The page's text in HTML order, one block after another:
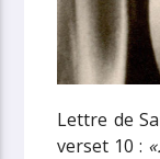
Lettre de
verset 10 :